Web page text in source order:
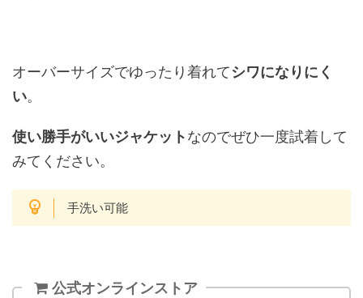
オーバーサイズでゆったり着れてシワになりにく
い。
使い勝手がいいジャケットなのでぜひ一度試着して
みてください。
手洗い可能
公式オンラインストア